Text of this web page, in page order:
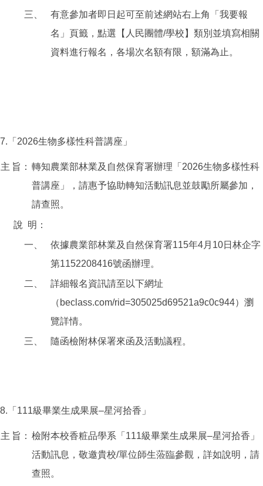
三、
有意參加者即日起可至前述網站右上角「我要報
名」頁籤，點選【人民團體/學校】類別並填寫相關
資料進行報名，各場次名額有限，額滿為止。
7.「2026生物多樣性科普講座」
主 旨： 轉知農業部林業及自然保育署辦理「2026生物多樣性科
普講座」，請惠予協助轉知活動訊息並鼓勵所屬參加，
請查照。
說 明：
一、
依據農業部林業及自然保育署115年4月10日林企字
第1152208416號函辦理。
二、
詳細報名資訊請至以下網址
（beclass.com/rid=305025d69521a9c0c944）瀏
覽詳情。
三、
隨函檢附林保署來函及活動議程。
8.「111級畢業生成果展–星河拾香」
主 旨： 檢附本校香粧品學系「111級畢業生成果展–星河拾香」
活動訊息，敬邀貴校/單位師生蒞臨參觀，詳如說明，請
查照。